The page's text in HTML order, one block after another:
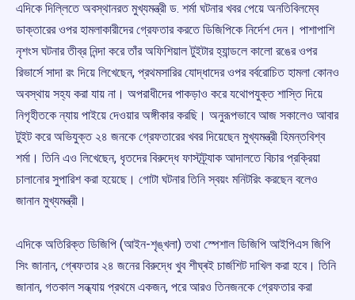
এদিকে দিল্লিতে অবস্থানরত মুখ্যমন্ত্রী ড. শর্মা ঘটনার খবর পেয়ে অনতিবিলম্বে
ডাক্তারের ওপর হামলাকারীদের গ্রেফতার করতে ডিজিপিকে নির্দেশ দেন। পাশাপাশি
নৃশংস ঘটনার তীব্র নিন্দা করে তাঁর অফিশিয়াল টুইটার হ্যান্ডলে কালো রঙের ওপর
রিভার্সে সাদা রং দিয়ে লিখেছেন, প্রথমসারির যোদ্ধাদের ওপর বর্বরোচিত হামলা কোনও
অবস্থায় সহ্য করা যায় না। অপরাধীদের পাকড়াও করে যথোপযুক্ত শাস্তি দিয়ে
নিগৃহীতকে ন্যায় পাইয়ে দেওয়ার অঙ্গীকার করছি। অনুরূপভাবে আজ সকালেও আবার
টুইট করে অভিযুক্ত ২৪ জনকে গ্রেফতারের খবর দিয়েছেন মুখ্যমন্ত্রী হিমন্তবিশ্ব
শর্মা। তিনি এও লিখেছেন, ধৃতদের বিরুদ্ধে ফাস্টট্র্যাক আদালতে বিচার প্রক্রিয়া
চালানোর সুপারিশ করা হয়েছে। গোটা ঘটনার তিনি স্বয়ং মনিটরিং করছেন বলেও
জানান মুখ্যমন্ত্রী।
এদিকে অতিরিক্ত ডিজিপি (আইন-শৃঙ্খলা) তথা স্পেশাল ডিজিপি আইপিএস জিপি
সিং জানান, গ্ৰেফতার ২৪ জনের বিরুদ্ধে খুব শীঘ্ৰই চার্জশিট দাখিল করা হবে। তিনি
জানান, গতকাল সন্ধ্যায় প্রথমে একজন, পরে আরও তিনজনকে গ্রেফতার করা